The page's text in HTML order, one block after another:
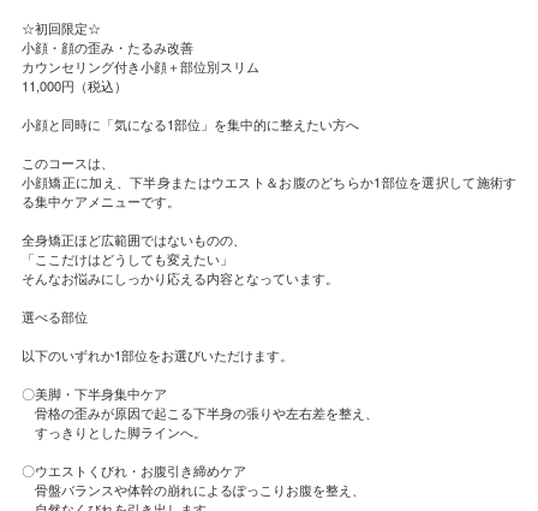
☆初回限定☆
小顔・顔の歪み・たるみ改善
カウンセリング付き小顔＋部位別スリム
11,000円（税込）
小顔と同時に「気になる1部位」を集中的に整えたい方へ
このコースは、
小顔矯正に加え、下半身またはウエスト＆お腹のどちらか1部位を選択して施術す
る集中ケアメニューです。
全身矯正ほど広範囲ではないものの、
「ここだけはどうしても変えたい」
そんなお悩みにしっかり応える内容となっています。
選べる部位
以下のいずれか1部位をお選びいただけます。
〇美脚・下半身集中ケア
骨格の歪みが原因で起こる下半身の張りや左右差を整え、
すっきりとした脚ラインへ。
〇ウエストくびれ・お腹引き締めケア
骨盤バランスや体幹の崩れによるぽっこりお腹を整え、